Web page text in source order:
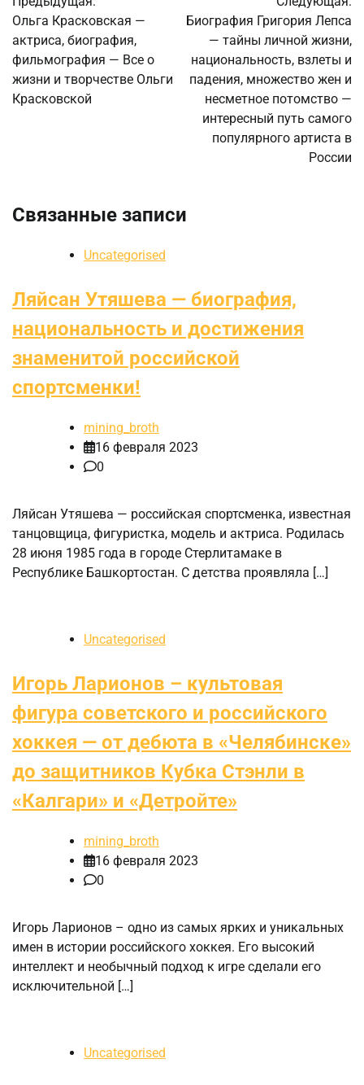
по
записям
Ольга Красковская —
актриса, биография,
фильмография — Все о
жизни и творчестве Ольги
Красковской
Биография Григория Лепса
— тайны личной жизни,
национальность, взлеты и
падения, множество жен и
несметное потомство —
интересный путь самого
популярного артиста в
России
Связанные записи
Uncategorised
Ляйсан Утяшева — биография,
национальность и достижения
знаменитой российской
спортсменки!
mining_broth
16 февраля 2023
0
Ляйсан Утяшева — российская спортсменка, известная
танцовщица, фигуристка, модель и актриса. Родилась
28 июня 1985 года в городе Стерлитамаке в
Республике Башкортостан. С детства проявляла […]
Uncategorised
Игорь Ларионов – культовая
фигура советского и российского
хоккея — от дебюта в «Челябинске»
до защитников Кубка Стэнли в
«Калгари» и «Детройте»
mining_broth
16 февраля 2023
0
Игорь Ларионов – одно из самых ярких и уникальных
имен в истории российского хоккея. Его высокий
интеллект и необычный подход к игре сделали его
исключительной […]
Uncategorised